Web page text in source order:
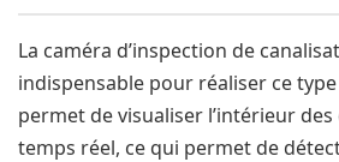
La caméra d’inspection de
indispensable pour réaliser ce type
permet de visualiser l’intérieur
temps réel, ce qui permet de